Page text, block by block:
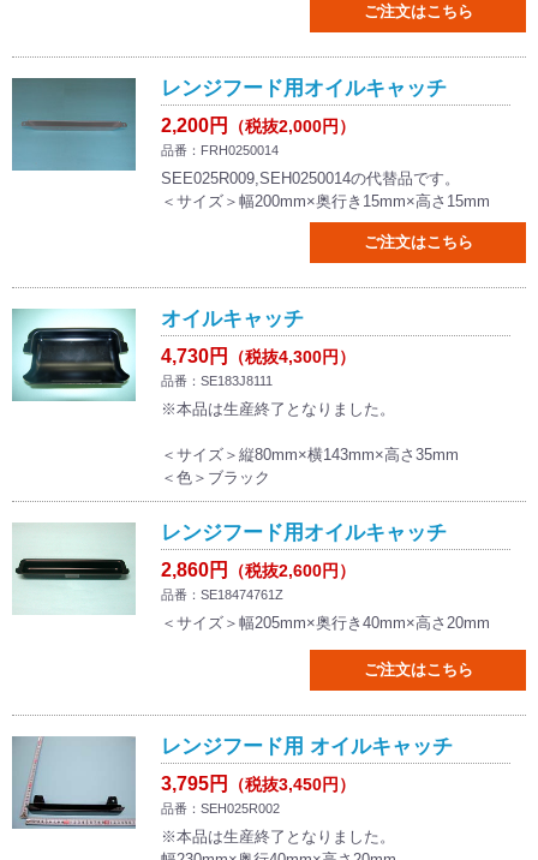
ご注文はこちら
レンジフード用オイルキャッチ
2,200円 （税抜2,000円）
品番：FRH0250014
SEE025R009,SEH0250014の代替品です。
＜サイズ＞幅200mm×奥行き15mm×高さ15mm
ご注文はこちら
オイルキャッチ
4,730円 （税抜4,300円）
品番：SE183J8111
※本品は生産終了となりました。
＜サイズ＞縦80mm×横143mm×高さ35mm
＜色＞ブラック
レンジフード用オイルキャッチ
2,860円 （税抜2,600円）
品番：SE18474761Z
＜サイズ＞幅205mm×奥行き40mm×高さ20mm
ご注文はこちら
レンジフード用 オイルキャッチ
3,795円 （税抜3,450円）
品番：SEH025R002
※本品は生産終了となりました。